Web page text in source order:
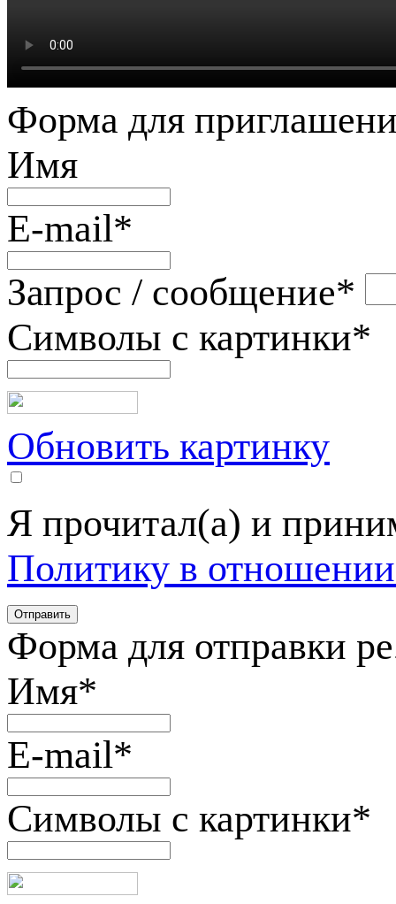
Форма для
Имя
E-mail*
Запрос / сообщение*
Символы с картинки*
Обновить картинку
Я прочитал(а) и
Политику в
Форма для отправки
Имя*
E-mail*
Символы с картинки*